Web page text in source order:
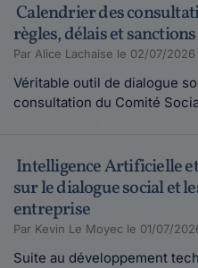
Calendrier des
règles, délais et sanctions
Par Alice Lachaise le 02/07/2026
Véritable outil de dialogue
consultation du Comité
Intelligence Artificielle et
sur le dialogue social et
entreprise
Par Kevin Le Moyec le 01/07/
Suite au développement